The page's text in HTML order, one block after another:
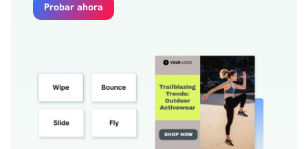
Probar ahora